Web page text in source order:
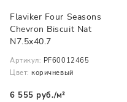
Flaviker Four Seasons
Chevron Biscuit Nat
N7.5x40.7
Артикул: PF60012465
Цвет: коричневый
6 555 руб./м²